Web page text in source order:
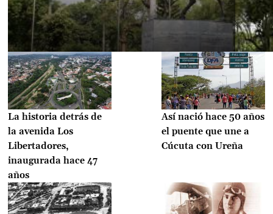
La historia detrás de
la avenida Los
Libertadores,
inaugurada hace 47
años
Así nació hace 50 años
el puente que une a
Cúcuta con Ureña